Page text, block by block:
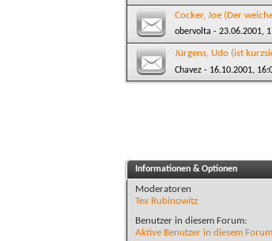
Cocker, Joe (Der
obervolta - 23.06.2001,
Jürgens, Udo (ist
Chavez - 16.10.2001,
Informationen & Optionen
Moderatoren
Tex Rubinowitz
Benutzer in diesem Forum:
Aktive Benutzer in diesem Forum